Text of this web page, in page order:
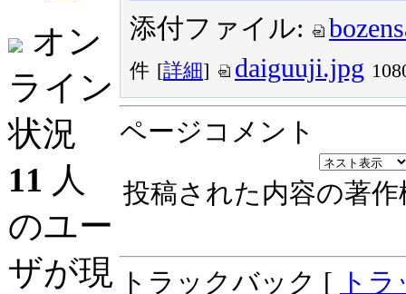
オン
ライン
状況
11 人
のユー
ザが現
添付ファイル:
件 [詳細] daiguuji.jpg
ページコメント
投稿された内容の著
トラックバック [ ト